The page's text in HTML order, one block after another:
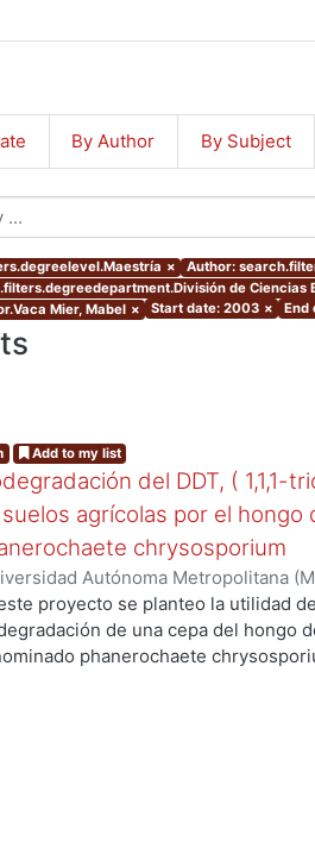
By Author By Subject
× Author:
de Ciencias
Mier, Mabel × Start date: 2003 × End
Add to my list
del DDT, (
agrícolas por el hongo
chrysosporium
Autónoma Metropolitana
de Información. ,2003-06 )
proyecto se planteo la utilidad
de una cepa del hongo
phanerochaete